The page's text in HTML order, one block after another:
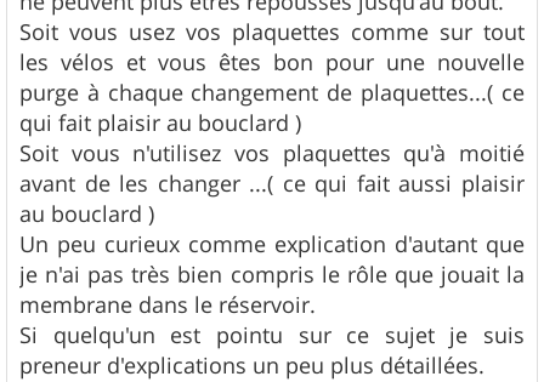
Soit vous usez vos plaquettes comme sur tout
les vélos et vous êtes bon pour une nouvelle
purge à chaque changement de plaquettes...( ce
qui fait plaisir au bouclard )
Soit vous n'utilisez vos plaquettes qu'à moitié
avant de les changer ...( ce qui fait aussi plaisir
au bouclard )
Un peu curieux comme explication d'autant que
je n'ai pas très bien compris le rôle que jouait la
membrane dans le réservoir.
Si quelqu'un est pointu sur ce sujet je suis
preneur d'explications un peu plus détaillées.